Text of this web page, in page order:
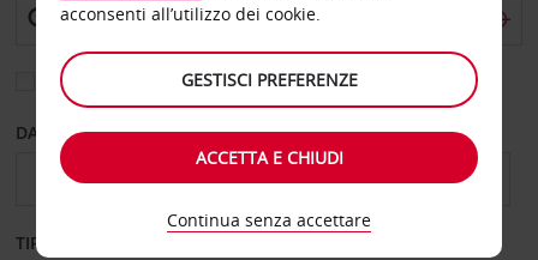
Scegli una località di riconsegna diversa
DAL GIORNO AL GIORNO
TIPOLOGIA DI NOLEGGIO
acconsenti all’utilizzo dei cookie.
GESTISCI PREFERENZE
ACCETTA E CHIUDI
Continua senza accettare